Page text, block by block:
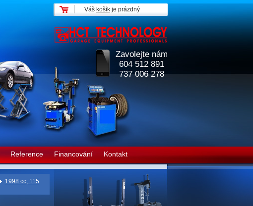
Reference Financování Kontakt
Zavolejte nám
604 512 891
737 006 278
Váš košíkje prázdný
1998 cc, 115